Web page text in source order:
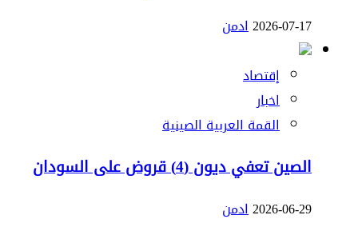
2026-07-17ادمن
إقتصاد
اخبار
القمة العربية الصينية
الصين تعفي ديون (4) قروض على السودان
2026-06-29ادمن